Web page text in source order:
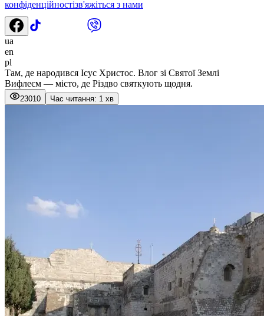
конфіденційностізв'яжіться з нами
ua
en
pl
Там, де народився Ісус Христос. Влог зі Святої Землі
Вифлеєм — місто, де Різдво святкують щодня.
23010 Час читання: 1 хв